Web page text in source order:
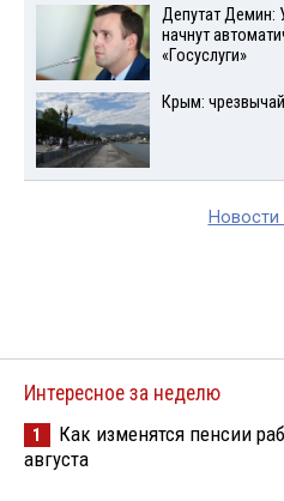
Депутат Демин:
начнут
«Госуслуги»
Крым:
Интересное за неделю
1
Как изменятся пенсии
августа